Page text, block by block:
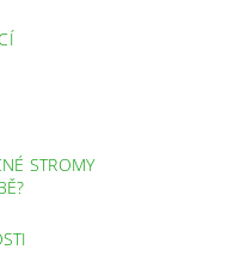
STROMY